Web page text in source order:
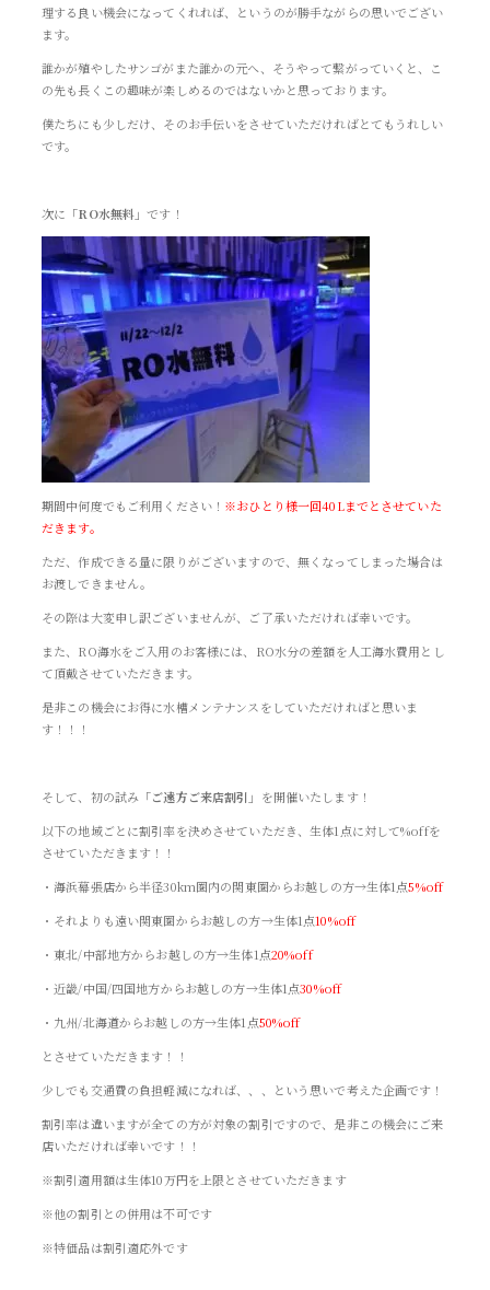
理する良い機会になってくれれば、というのが勝手ながらの思いでござい
ます。
誰かが殖やしたサンゴがまた誰かの元へ、そうやって繋がっていくと、こ
の先も長くこの趣味が楽しめるのではないかと思っております。
僕たちにも少しだけ、そのお手伝いをさせていただければとてもうれしい
です。
次に 「RO水無料」です！
期間中何度でもご利用ください！ ※おひとり様一回40Lまでとさせていた
だきます。
ただ、作成できる量に限りがございますので、無くなってしまった場合は
お渡しできません。
その際は大変申し訳ございませんが、ご了承いただければ幸いです。
また、RO海水をご入用のお客様には、RO水分の差額を人工海水費用とし
て頂戴させていただきます。
是非この機会にお得に水槽メンテナンスをしていただければと思いま
す！！！
そして、初の試み 「ご遠方ご来店割引」 を開催いたします！
以下の地域ごとに割引率を決めさせていただき、生体1点に対して%offを
させていただきます！！
・海浜幕張店から半径30km圏内の関東圏からお越しの方→生体1点5%off
・それよりも遠い関東圏からお越しの方→生体1点10%off
・東北/中部地方からお越しの方→生体1点20%off
・近畿/中国/四国地方からお越しの方→生体1点30%off
・九州/北海道からお越しの方→生体1点50%off
とさせていただきます！！
少しでも交通費の負担軽減になれば、、、という思いで考えた企画です！
割引率は違いますが全ての方が対象の割引ですので、是非この機会にご来
店いただければ幸いです！！
※割引適用額は生体10万円を上限とさせていただきます
※他の割引との併用は不可です
※特価品は割引適応外です